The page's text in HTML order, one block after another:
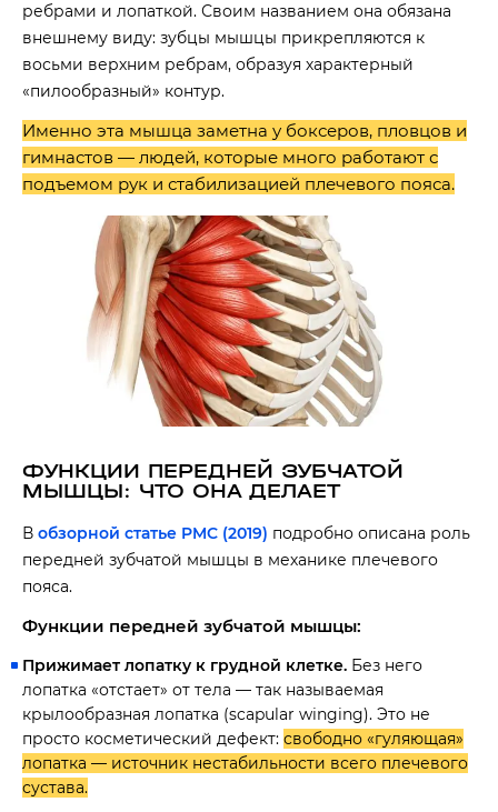
ребрами и лопаткой. Своим названием она обязана
внешнему виду: зубцы мышцы прикрепляются к
восьми верхним ребрам, образуя характерный
«пилообразный» контур.
Именно эта мышца заметна у боксеров, пловцов и
гимнастов — людей, которые много работают с
подъемом рук и стабилизацией плечевого пояса.
ФУНКЦИИ ПЕРЕДНЕЙ ЗУБЧАТОЙ
МЫШЦЫ: ЧТО ОНА ДЕЛАЕТ
В обзорной статье PMC (2019) подробно описана роль
передней зубчатой мышцы в механике плечевого
пояса.
Функции передней зубчатой мышцы:
Прижимает лопатку к грудной клетке. Без него
лопатка «отстает» от тела — так называемая
крылообразная лопатка (scapular winging). Это не
просто косметический дефект: свободно «гуляющая»
лопатка — источник нестабильности всего плечевого
сустава.